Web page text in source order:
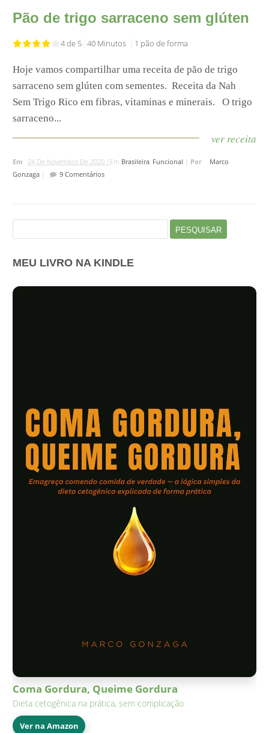
Pão de trigo sarraceno sem glúten
4 de 5 40 Minutos 1 pão de forma
Hoje vamos compartilhar uma receita de pão de trigo
sarraceno sem glúten com sementes.⁣⁣ ⁣⁣ Receita da Nah
Sem Trigo ⁣⁣Rico em fibras, vitaminas e minerais. ⁣⁣ ⁣⁣ O trigo
sarraceno...
ver receita
Em 24 De Novembro De 2020 | Em Brasileira Funcional Por
Marco
Gonzaga
9 Comentários
por:
MEU LIVRO NA KINDLE
Coma Gordura, Queime Gordura
Dieta cetogênica na prática, sem complicação
Ver na Amazon